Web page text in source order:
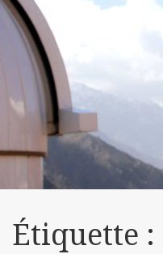
Étiquette :